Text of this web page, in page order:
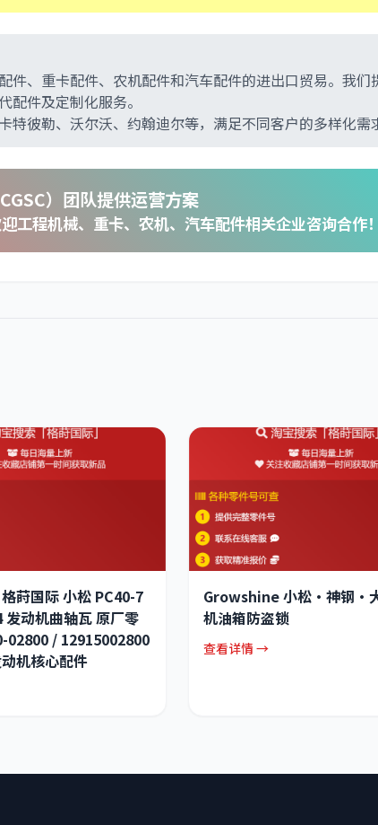
、重卡配件、农机配件和汽车配件的进出口贸易。我们
件及定制化服务。
彼勒、沃尔沃、约翰迪尔等，满足不同客户的多样化需
）团队提供运营方案
工程机械、重卡、农机、汽车配件相关企业咨询合作！
莳国际 小松 PC40-7
发动机曲轴瓦 原厂零
02800 / 12915002800
机核心配件
Growshine 小松·神钢·
机油箱防盗锁
查看详情 →